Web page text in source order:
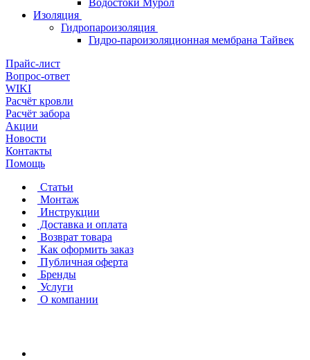
Водостоки Мурол
Изоляция
Гидропароизоляция
Гидро-пароизоляционная мембрана Тайвек
Прайс-лист
Вопрос-ответ
WIKI
Расчёт кровли
Расчёт забора
Акции
Новости
Контакты
Помощь
Статьи
Монтаж
Инструкции
Доставка и оплата
Возврат товара
Как оформить заказ
Публичная оферта
Бренды
Услуги
О компании